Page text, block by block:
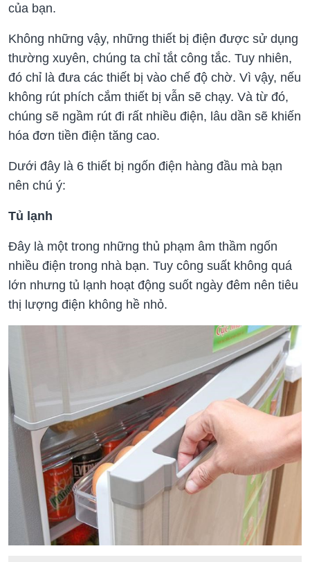
của bạn.
Không những vậy, những thiết bị điện được sử dụng
thường xuyên, chúng ta chỉ tắt công tắc. Tuy nhiên,
đó chỉ là đưa các thiết bị vào chế độ chờ. Vì vậy, nếu
không rút phích cắm thiết bị vẫn sẽ chạy. Và từ đó,
chúng sẽ ngầm rút đi rất nhiều điện, lâu dần sẽ khiến
hóa đơn tiền điện tăng cao.
Dưới đây là 6 thiết bị ngốn điện hàng đầu mà bạn
nên chú ý:
Tủ lạnh
Đây là một trong những thủ phạm âm thầm ngốn
nhiều điện trong nhà bạn. Tuy công suất không quá
lớn nhưng tủ lạnh hoạt động suốt ngày đêm nên tiêu
thị lượng điện không hề nhỏ.